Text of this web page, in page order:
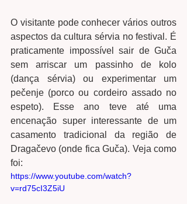
O visitante pode conhecer vários outros
aspectos da cultura sérvia no festival. É
praticamente impossível sair de Guča
sem arriscar um passinho de kolo
(dança sérvia) ou experimentar um
pečenje (porco ou cordeiro assado no
espeto). Esse ano teve até uma
encenação super interessante de um
casamento tradicional da região de
Dragačevo (onde fica Guča). Veja como
foi:
https://www.youtube.com/watch?
v=rd75cI3Z5iU